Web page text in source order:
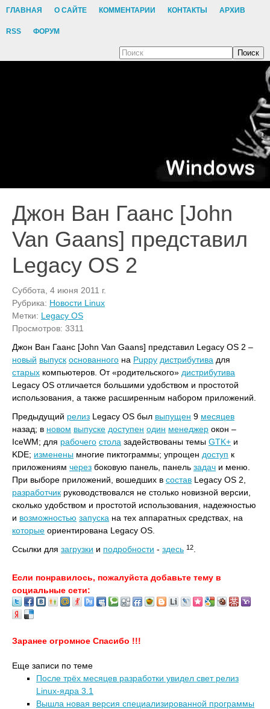
ГЛАВНАЯ О САЙТЕ КОММЕНТАРИИ КОНТАКТЫ АРХИВ
RSS ФОРУМ
Поиск
Джон Ван Гаанс [John
Van Gaans] представил
Legacy OS 2
Суббота, 4 июня 2011 г.
Рубрика: Новости Linux
Метки: Legacy OS
Просмотров: 3311
Джон Ван Гаанс [John Van Gaans] представил Legacy OS 2 –
новый выпуск основанного на Puppy дистрибутива для
старых компьютеров. От «родительского» дистрибутива
Legacy OS отличается большими удобством и простотой
использования, а также расширенным набором приложений.
Предыдущий релиз Legacy OS был выпущен 9 месяцев
назад; в новом выпуске доступен один менеджер окон –
IceWM; для рабочего стола задействованы темы GTK+ и
KDE; изменены многие пиктограммы; упрощен доступ к
приложениям через боковую панель, панель задач и меню.
При выборе приложений, вошедших в состав Legacy OS 2,
разработчик руководствовался не столько новизной версии,
сколько удобством и простотой использования, надежностью
и возможностью запуска на тех аппаратных средствах, на
которые ориентирована Legacy OS.
Ссылки для загрузки и подробности - здесь 12
Если понравилось, пожалуйста добавьте тему в
социальные сети:
Заранее огромное Спасибо !!!
Еще записи по теме
После трёх месяцев разработки увидел свет релиз
Linux-ядра 3.1
Вышла новая версия специализированной программы